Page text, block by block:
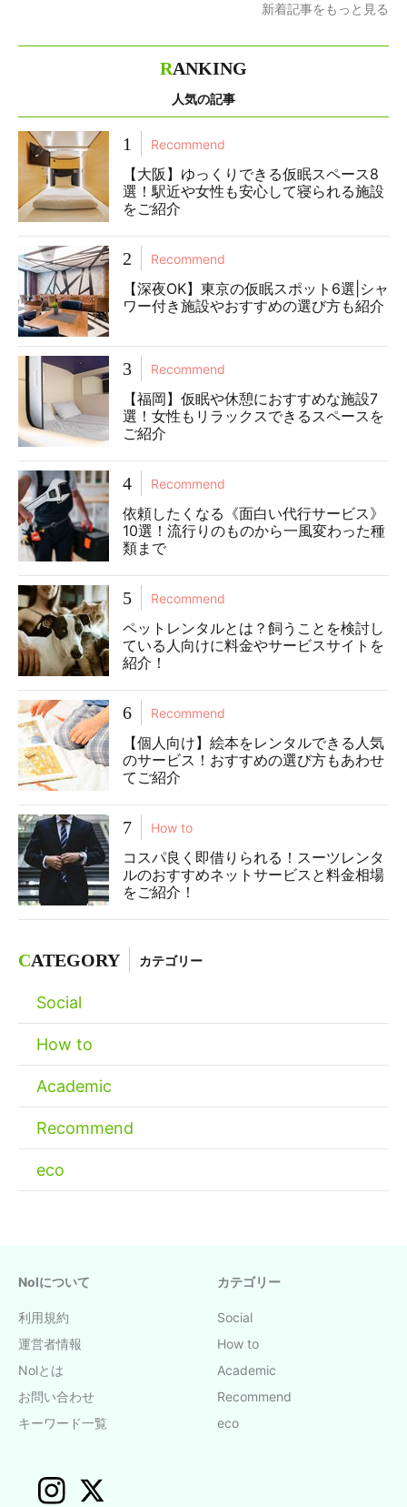
新着記事をもっと見る
RANKING
人気の記事
1 Recommend
【大阪】ゆっくりできる仮眠スペース8
選！駅近や女性も安心して寝られる施設
をご紹介
2 Recommend
【深夜OK】東京の仮眠スポット6選|シャ
ワー付き施設やおすすめの選び方も紹介
3 Recommend
【福岡】仮眠や休憩におすすめな施設7
選！女性もリラックスできるスペースを
ご紹介
4 Recommend
依頼したくなる《面白い代行サービス》
10選！流行りのものから一風変わった種
類まで
5 Recommend
ペットレンタルとは？飼うことを検討し
ている人向けに料金やサービスサイトを
紹介！
6 Recommend
【個人向け】絵本をレンタルできる人気
のサービス！おすすめの選び方もあわせ
てご紹介
7 How to
コスパ良く即借りられる！スーツレンタ
ルのおすすめネットサービスと料金相場
をご紹介！
CATEGORY カテゴリー
Social
How to
Academic
Recommend
eco
Nolについて
利用規約
運営者情報
Nolとは
お問い合わせ
キーワード一覧
カテゴリー
Social
How to
Academic
Recommend
eco